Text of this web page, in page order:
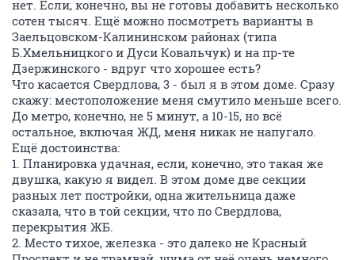
нет. Если, конечно, вы не готовы добавить несколько
сотен тысяч. Ещё можно посмотреть варианты в
Заельцовском-Калининском районах (типа
Б.Хмельницкого и Дуси Ковальчук) и на пр-те
Дзержинского - вдруг что хорошее есть?
Что касается Свердлова, 3 - был я в этом доме. Сразу
скажу: местоположение меня смутило меньше всего.
До метро, конечно, не 5 минут, а 10-15, но всё
остальное, включая ЖД, меня никак не напугало.
Ещё достоинства:
1. Планировка удачная, если, конечно, это такая же
двушка, какую я видел. В этом доме две секции
разных лет постройки, одна жительница даже
сказала, что в той секции, что по Свердлова,
перекрытия ЖБ.
2. Место тихое, железка - это далеко не Красный